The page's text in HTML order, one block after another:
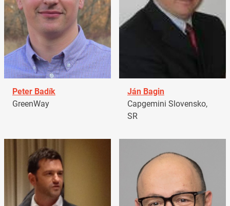
Peter Badík
GreenWay
Ján Bagin
Capgemini Slovensko,
SR